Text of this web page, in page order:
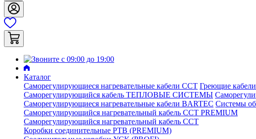
Каталог
Саморегулирующиеся нагревательные кабели ССТ Греющие
Саморегулирующийся кабель ТЕПЛОВЫЕ СИСТЕМЫ
Саморегулирующиеся нагревательные кабели BARTEC Системы
Саморегулирующийся нагревательный кабель ССТ PREMIUM
Саморегулирующийся нагревательный кабель ССТ
Коробки соединительные РТВ (PREMIUM)